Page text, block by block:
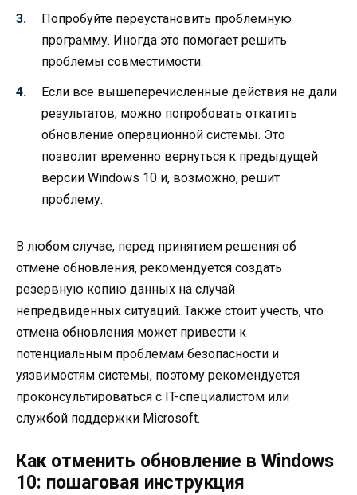
Попробуйте переустановить проблемную
программу. Иногда это помогает решить
проблемы совместимости.
Если все вышеперечисленные действия не дали
результатов, можно попробовать откатить
обновление операционной системы. Это
позволит временно вернуться к предыдущей
версии Windows 10 и, возможно, решит
проблему.
В любом случае, перед принятием решения об
отмене обновления, рекомендуется создать
резервную копию данных на случай
непредвиденных ситуаций. Также стоит учесть, что
отмена обновления может привести к
потенциальным проблемам безопасности и
уязвимостям системы, поэтому рекомендуется
проконсультироваться с IT-специалистом или
службой поддержки Microsoft.
Как отменить обновление в Windows
10: пошаговая инструкция